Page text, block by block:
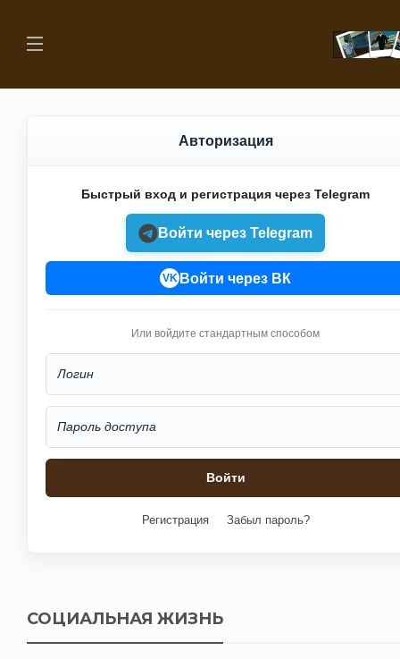
Авторизация
Быстрый вход и регистрация через Telegram
Войти через Telegram
VK Войти через ВК
Или войдите стандартным способом
Регистрация Забыл пароль?
СОЦИАЛЬНАЯ ЖИЗНЬ